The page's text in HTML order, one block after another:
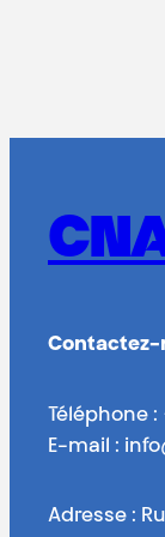
Contactez-
Téléphone :
E-mail :
Adresse :